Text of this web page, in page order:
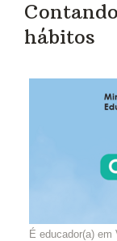
hábitos
É educador(a)